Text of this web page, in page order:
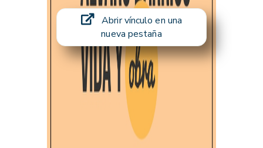
Abrir vínculo en una
nueva pestaña